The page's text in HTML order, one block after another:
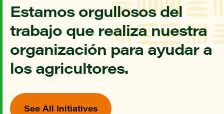
Estamos orgullosos del
trabajo que realiza nuestra
organización para ayudar a
los agricultores.
See All Initiatives